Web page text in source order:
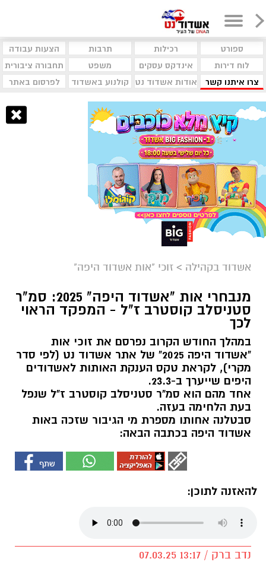
ספורט רכילות תרבות
הצעות עבודה
לוח דירות
אינדקס עסקים משפט
תחבורה ציבורית
צרו איתנו קשר
אודות אשדוד נט קולנוע באשדוד לפרסום באתר
אשדוד בקהילה > זוכי "אות אשדוד היפה"
מנבחרי אות "אשדוד היפה" 2025: סמ"ר
סטניסלב קוסטרב ז"ל - המפקד הראוי
לכך
במהלך החודש הקרוב נפרסם את זוכי אות
"אשדוד היפה 2025" של אתר אשדוד נט (לפי סדר
מקרי), לקראת טקס הענקת האותות לאשדודים
היפים שייערך ב-23.3.
אחד מהם הוא סמ"ר סטניסלב קוסטרב ז"ל שנפל
בעת הלחימה בעזה.
סבטלנה אחותו מספרת מי הגיבור שזכה באות
אשדוד היפה בכתבה הבאה:
להאזנה לתוכן:
נדב ברק / 13:17 07.03.25